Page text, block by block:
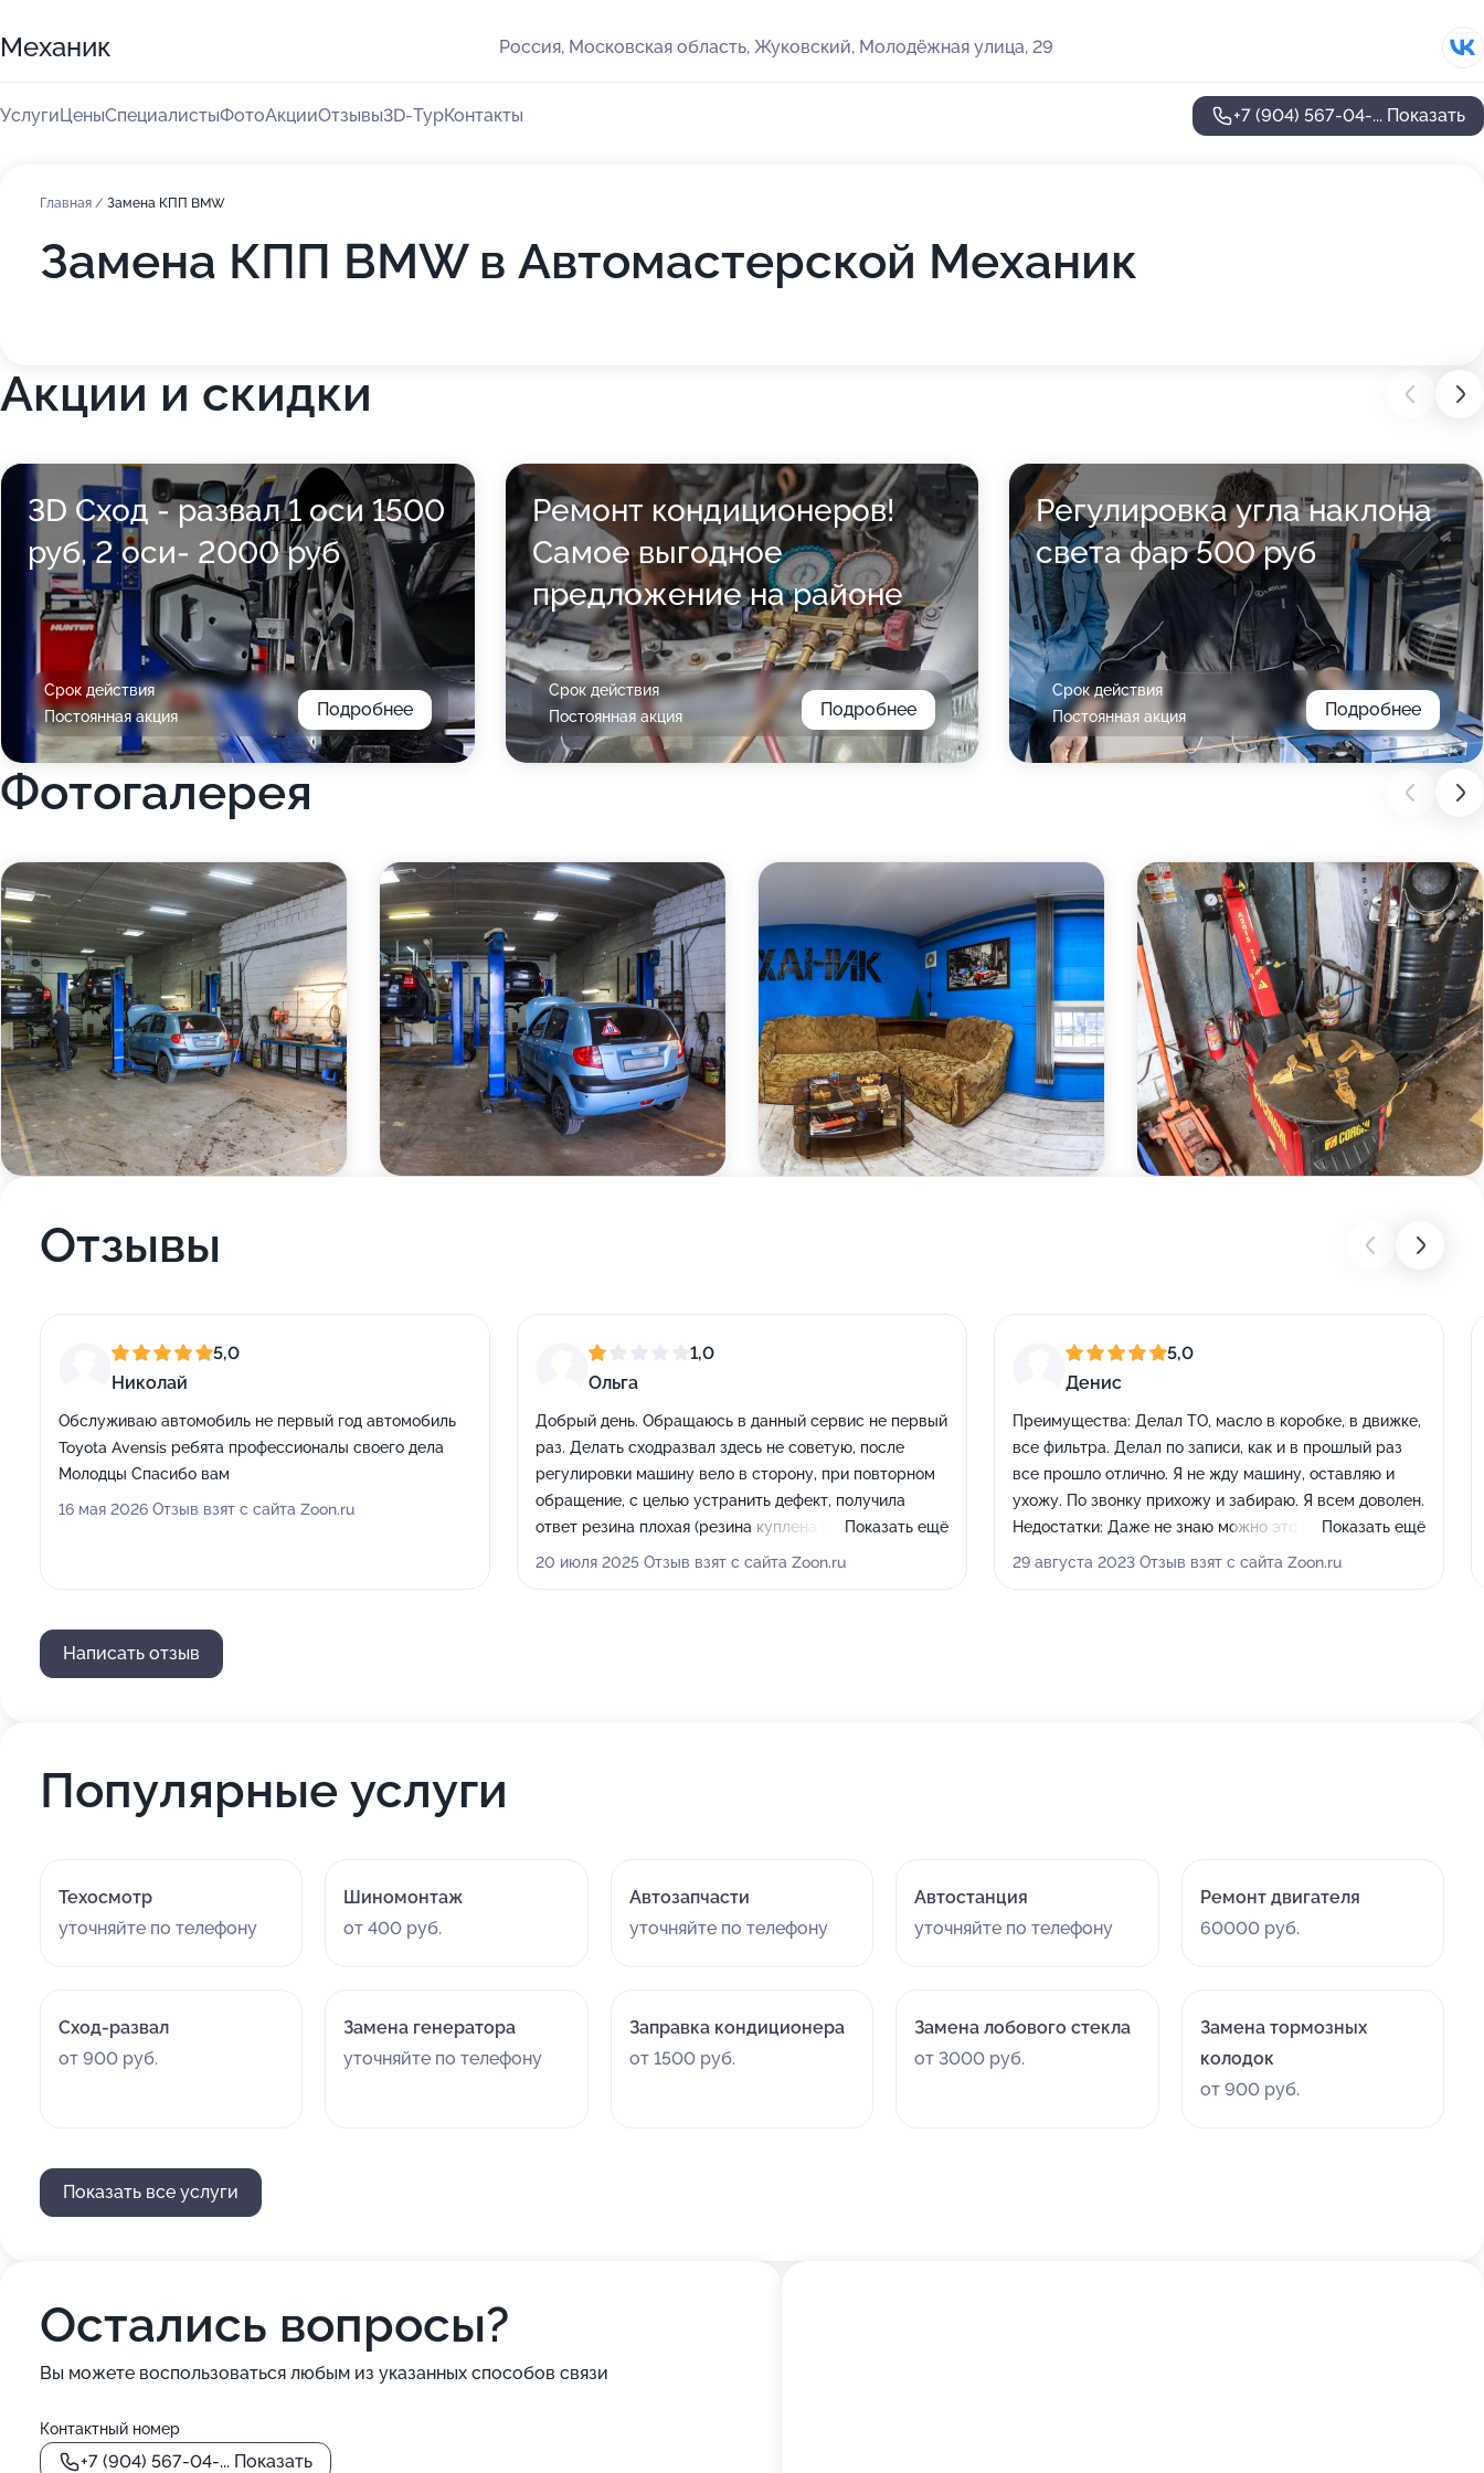
Механик Россия, Московская область, Жуковский, Молодёжная улица, 29
УслугиЦеныСпециалистыФотоАкцииОтзывы3D-ТурКонтакты +7 (904) 567-04-... Показать
Главная / Замена КПП BMW
Замена КПП BMW в Автомастерской Механик
Акции и скидки
3D Сход - развал 1 оси 1500
руб, 2 оси- 2000 руб
Срок действия
Постоянная акция
Подробнее
Ремонт кондиционеров!
Самое выгодное
предложение на районе
Срок действия
Постоянная акция
Подробнее
Регулировка угла наклона
света фар 500 руб
Срок действия
Постоянная акция
Подробнее
Фотогалерея
Отзывы
5,0
Николай
Обслуживаю автомобиль не первый год автомобиль
Toyota Avensis ребята профессионалы своего дела
Молодцы Спасибо вам
16 мая 2026 Отзыв взят с сайта Zoon.ru
1,0
Ольга
Добрый день. Обращаюсь в данный сервис не первый
раз. Делать сходразвал здесь не советую, после
регулировки машину вело в сторону, при повторном
обращение, с целью устранить дефект, получила
ответ резина плохая (резина куплена весной -нокиа) и
новый чек за проверку сход развала, машину вело
Показать ещё
20 июля 2025 Отзыв взят с сайта Zoon.ru
5,0
Денис
Преимущества: Делал ТО, масло в коробке, в движке,
все фильтра. Делал по записи, как и в прошлый раз
все прошло отлично. Я не жду машину, оставляю и
ухожу. По звонку прихожу и забираю. Я всем доволен.
Недостатки: Даже не знаю можно это назвать
недостатком, но сами ребята звонят не сразу после
Показать ещё
29 августа 2023 Отзыв взят с сайта Zoon.ru
Написать отзыв
Популярные услуги
Техосмотр
уточняйте по телефону
Шиномонтаж
от 400 руб.
Автозапчасти
уточняйте по телефону
Автостанция
уточняйте по телефону
Ремонт двигателя
60000 руб.
Сход-развал
от 900 руб.
Замена генератора
уточняйте по телефону
Заправка кондиционера
от 1500 руб.
Замена лобового стекла
от 3000 руб.
Замена тормозных
колодок
от 900 руб.
Показать все услуги
Остались вопросы?
Вы можете воспользоваться любым из указанных способов связи
Контактный номер
+7 (904) 567-04-... Показать